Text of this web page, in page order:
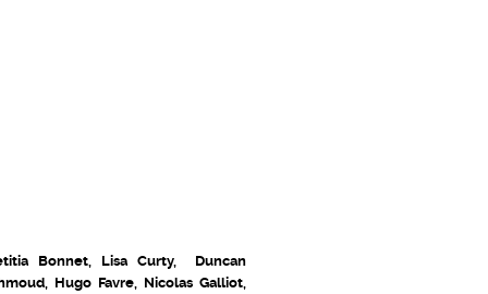
Bonnet, Lisa Curty, Duncan
Hugo Favre, Nicolas Galliot,